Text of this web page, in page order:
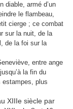
diable, armé d’un
le flambeau,
cierge ; ce combat
sur la nuit, de la
de la foi sur la
entre ange
la fin du
estampes, plus
XIIIe siècle par